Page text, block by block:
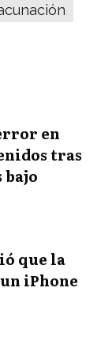
en
tras
que la
iPhone